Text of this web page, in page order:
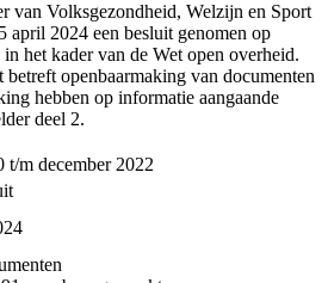
van Volksgezondheid, Welzijn en Sport
april 2024 een besluit genomen op
het kader van de Wet open overheid.
betreft openbaarmaking van documenten
hebben op informatie aangaande
deel 2.
t/m december 2022